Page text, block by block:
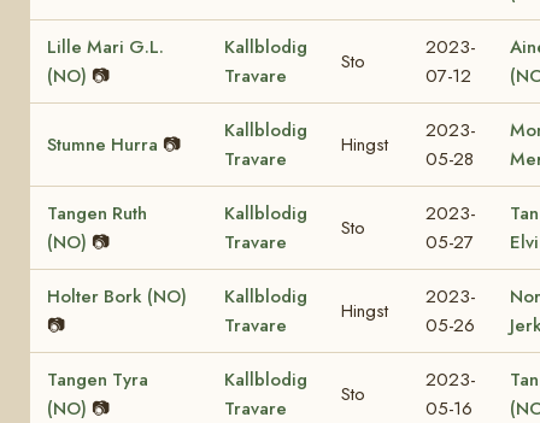
Lille Mari G.L.
(NO) 📷
Kallblodig
Travare
Sto
2023-
07-12
Stumne Hurra 📷
Kallblodig
Travare
Hingst
2023-
05-28
Tangen Ruth
(NO) 📷
Kallblodig
Travare
Sto
2023-
05-27
Holter Bork (NO)
📷
Kallblodig
Travare
Hingst
2023-
05-26
Tangen Tyra
(NO) 📷
Kallblodig
Travare
Sto
2023-
05-16